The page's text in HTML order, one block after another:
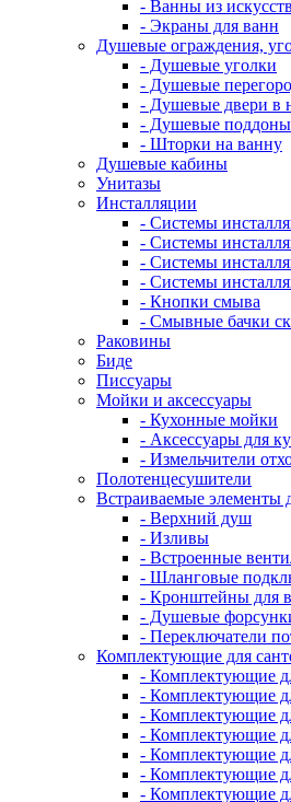
- Ванны из
- Экраны для ванн
Душевые ограждения,
- Душевые уголки
- Душевые
- Душевые двери в
- Душевые поддоны
- Шторки на ванну
Душевые кабины
Унитазы
Инсталляции
- Системы
- Системы
- Системы
- Системы
- Кнопки смыва
- Смывные бачки
Раковины
Биде
Писсуары
Мойки и аксессуары
- Кухонные мойки
- Аксессуары для
- Измельчители
Полотенцесушители
Встраиваемые элементы
- Верхний душ
- Изливы
- Встроенные
- Шланговые
- Кронштейны для
- Душевые
- Переключатели
Комплектующие для
- Комплектующие
- Комплектующие
- Комплектующие
- Комплектующие
- Комплектующие
- Комплектующие
- Комплектующие